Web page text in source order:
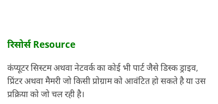
रिसोर्स Resource
कंप्यूटर सिस्टम अथवा नेटवर्क का कोई भी पार्ट जैसे डिस्क ड्राइव,
प्रिंटर अथवा मैमरी जो किसी प्रोग्राम को आवंटित हो सकते है या उस
प्रक्रिया को जो चल रही है।